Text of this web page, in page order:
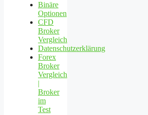
Binäre
Optionen
CFD
Broker
Vergleich
Datenschutzerklärung
Forex
Broker
Vergleich
|
Broker
im
Test